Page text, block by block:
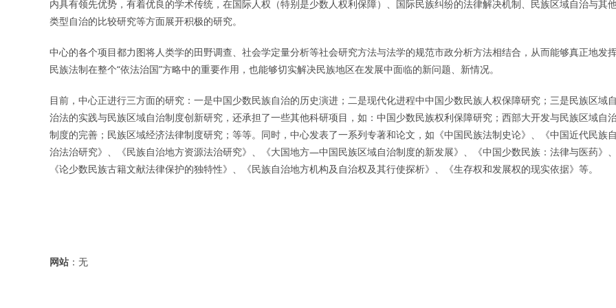
内具有领先优势，有着优良的学术传统，在国际人权（特别是少数人权利保障）、国际民族纠纷的法律解决机制、民族区域自治与其
类型自治的比较研究等方面展开积极的研究。
中心的各个项目都力图将人类学的田野调查、社会学定量分析等社会研究方法与法学的规范市政分析方法相结合，从而能够真正地发
民族法制在整个“依法治国”方略中的重要作用，也能够切实解决民族地区在发展中面临的新问题、新情况。
目前，中心正进行三方面的研究：一是中国少数民族自治的历史演进；二是现代化进程中中国少数民族人权保障研究；三是民族区域自
治法的实践与民族区域自治制度创新研究，还承担了一些其他科研项目，如：中国少数民族权利保障研究；西部大开发与民族区域自
制度的完善；民族区域经济法律制度研究；等等。同时，中心发表了一系列专著和论文，如《中国民族法制史论》、《中国近代民族自
治法治研究》、《民族自治地方资源法治研究》、《大国地方—中国民族区域自治制度的新发展》、《中国少数民族：法律与医药》、
《论少数民族古籍文献法律保护的独特性》、《民族自治地方机构及自治权及其行使探析》、《生存权和发展权的现实依据》等。
网站 ：无